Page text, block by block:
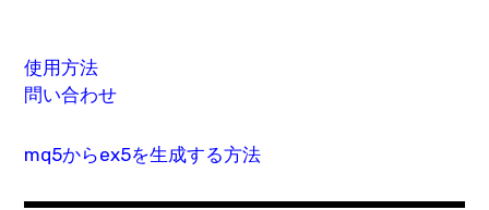
使用方法
問い合わせ
mq5からex5を生成する方法